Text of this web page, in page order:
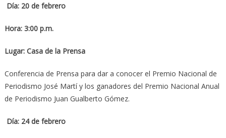
Día: 20 de febrero
Hora: 3:00 p.m.
Lugar: Casa de la Prensa
Conferencia de Prensa para dar a conocer el Premio Nacional de
Periodismo José Martí y los ganadores del Premio Nacional Anual
de Periodismo Juan Gualberto Gómez.
Día: 24 de febrero